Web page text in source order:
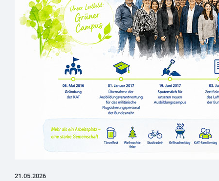
21.05.2026